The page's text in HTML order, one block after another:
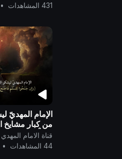
431 المشاهدات
•
الإمام المهديّ
من كبار مشايخ
لِلسَّلْمِ فَاجْنَحْ
قناة الامام
44 المشاهدات
•